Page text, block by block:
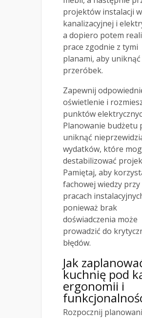
projektów instalacji
kanalizacyjnej i
a dopiero potem
prace zgodnie z tymi
planami, aby uniknąć
przeróbek.
Zapewnij
oświetlenie i
punktów
Planowanie budżetu
uniknąć
wydatków, które
destabilizować
Pamiętaj, aby
fachowej wiedzy przy
pracach
ponieważ brak
doświadczenia może
prowadzić do
błędów.
Jak
kuchnię pod
ergonomii i
Rozpocznij